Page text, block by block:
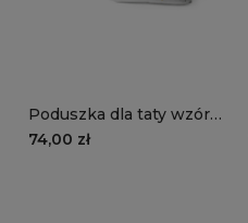
Poduszka dla taty wzór
DT20 | ojciec z dziećmi
74,00 zł